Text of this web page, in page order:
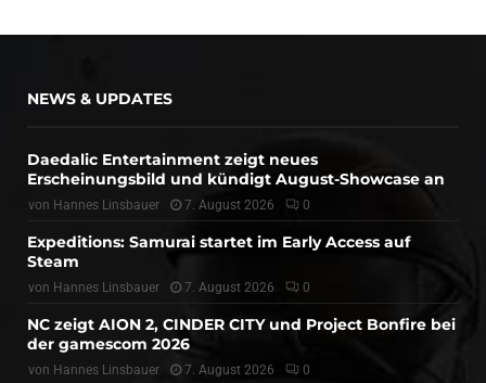
NEWS & UPDATES
Daedalic Entertainment zeigt neues
Erscheinungsbild und kündigt August-Showcase an
von Hannes Linsbauer 7. August 2026 0
Expeditions: Samurai startet im Early Access auf
Steam
von Hannes Linsbauer 7. August 2026 0
NC zeigt AION 2, CINDER CITY und Project Bonfire bei
der gamescom 2026
von Hannes Linsbauer 7. August 2026 0